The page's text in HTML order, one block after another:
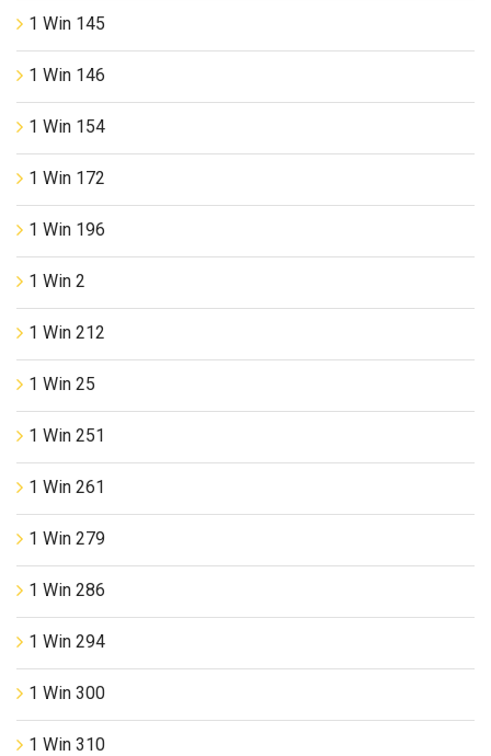
1 Win 145
1 Win 146
1 Win 154
1 Win 172
1 Win 196
1 Win 2
1 Win 212
1 Win 25
1 Win 251
1 Win 261
1 Win 279
1 Win 286
1 Win 294
1 Win 300
1 Win 310